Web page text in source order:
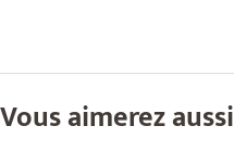
Vous aimerez aussi